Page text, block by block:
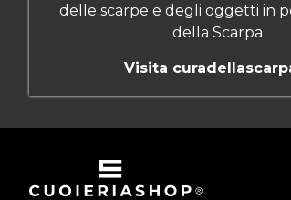
delle scarpe e degli oggetti in
della Scarpa
Visita